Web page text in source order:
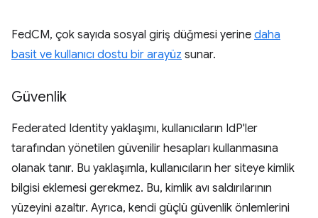
FedCM, çok sayıda sosyal giriş düğmesi yerine daha
basit ve kullanıcı dostu bir arayüz sunar.
Güvenlik
Federated Identity yaklaşımı, kullanıcıların IdP'ler
tarafından yönetilen güvenilir hesapları kullanmasına
olanak tanır. Bu yaklaşımla, kullanıcıların her siteye kimlik
bilgisi eklemesi gerekmez. Bu, kimlik avı saldırılarının
yüzeyini azaltır. Ayrıca, kendi güçlü güvenlik önlemlerini